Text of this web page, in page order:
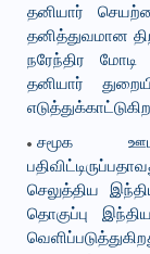
தனியார்
தனித்துவமான
நரேந்திர
தனியார்
சமூக
செலுத்திய
தொகுப்பு